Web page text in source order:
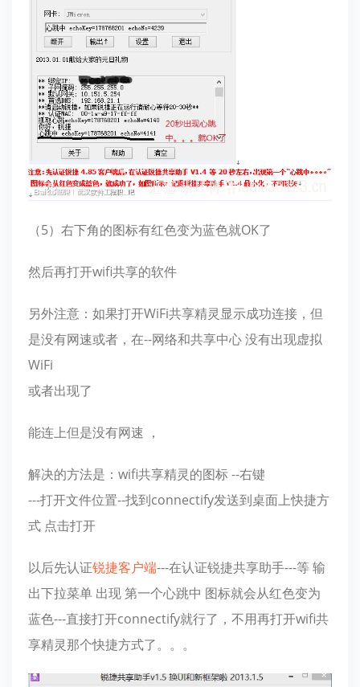
（5）右下角的图标有红色变为蓝色就OK了
然后再打开wifi共享的软件
另外注意：如果打开WiFi共享精灵显示成功连接，但
是没有网速或者，在--网络和共享中心 没有出现虚拟
WiFi
或者出现了
能连上但是没有网速 ，
解决的方法是：wifi共享精灵的图标 --右键
---打开文件位置--找到connectify发送到桌面上快捷方
式 点击打开
以后先认证锐捷客户端---在认证锐捷共享助手---等 输
出下拉菜单 出现 第一个心跳中 图标就会从红色变为
蓝色---直接打开connectify就行了，不用再打开wifi共
享精灵那个快捷方式了。。。